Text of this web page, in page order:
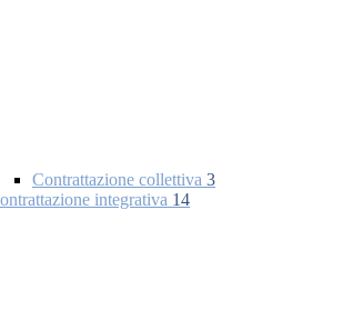
Contrattazione collettiva 3
integrativa 14